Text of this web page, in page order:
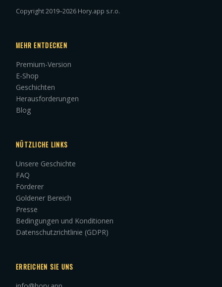
Copyright 2019–2026 Hory.app s.r.o.
MEHR ENTDECKEN
Premium-Version
E-Shop
Geschichten
Herausforderungen
Blog
NÜTZLICHE LINKS
Unsere Geschichte
FAQ
Förderer
Goldener Bereich
Presse
Bedingungen und Konditionen
Datenschutzrichtlinie (GDPR)
ERREICHEN SIE UNS